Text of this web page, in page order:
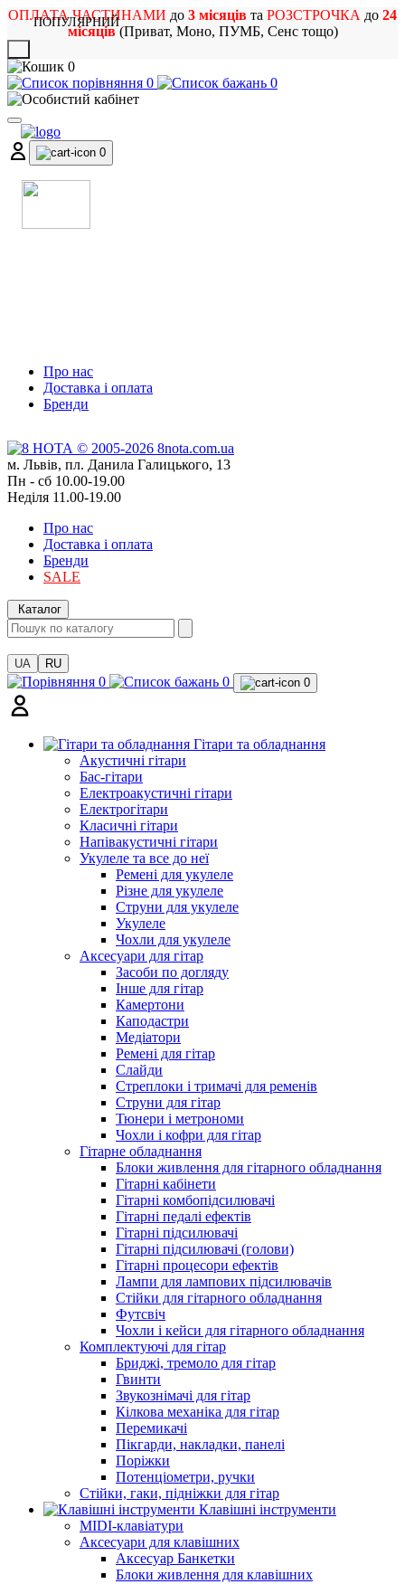
ОПЛАТА ЧАСТИНАМИ до 3 місяців та РОЗСТРОЧКА до 24
місяців(Приват, Моно, ПУМБ, Сенс тощо)
0
0
0
0
Про нас
Доставка і оплата
Бренди
м. Львів, пл. Данила Галицького, 13
Пн - сб 10.00-19.00
Неділя 11.00-19.00
Про нас
Доставка і оплата
Бренди
SALE
Каталог
UA RU
0 0 0
Гітари та обладнання
Акустичні гітари
Бас-гітари
Електроакустичні гітари
Електрогітари
Класичні гітари
Напівакустичні гітари
Укулеле та все до неї
Ремені для укулеле
Різне для укулеле
Струни для укулеле
Укулеле
Чохли для укулеле
Аксесуари для гітар
Засоби по догляду
Інше для гітар
Камертони
Каподастри
Медіатори
Ремені для гітар
Слайди
Стреплоки і тримачі для ременів
Струни для гітар
Тюнери і метрономи
Чохли і кофри для гітар
Гітарне обладнання
Блоки живлення для гітарного обладнання
Гітарні кабінети
Гітарні комбопідсилювачі
Гітарні педалі ефектів
Гітарні підсилювачі
Гітарні підсилювачі (голови)
Гітарні процесори ефектів
Лампи для лампових підсилювачів
Стійки для гітарного обладнання
Футсвіч
Чохли і кейси для гітарного обладнання
Комплектуючі для гітар
Бриджі, тремоло для гітар
Гвинти
Звукознімачі для гітар
Кілкова механіка для гітар
Перемикачі
Пікгарди, накладки, панелі
Поріжки
Потенціометри, ручки
Стійки, гаки, підніжки для гітар
Клавішні інструменти
MIDI-клавіатури
Аксесуари для клавішних
Аксесуар Банкетки
Блоки живлення для клавішних
ПОПУЛЯРНИЙ